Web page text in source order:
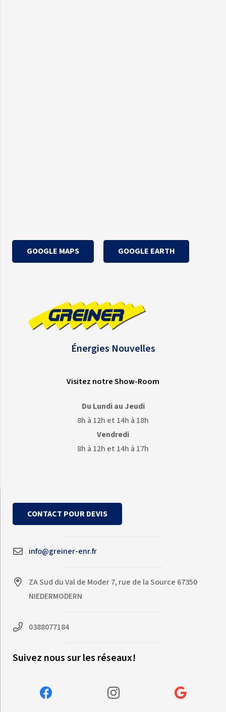
GOOGLE MAPS GOOGLE EARTH
Énergies Nouvelles
Visitez notre Show-Room
Du Lundi au Jeudi
8h à 12h et 14h à 18h
Vendredi
8h à 12h et 14h à 17h
CONTACT POUR DEVIS
info@greiner-enr.fr
ZA Sud du Val de Moder 7, rue de la Source 67350
NIEDERMODERN
0388077184
Suivez nous sur les réseaux!